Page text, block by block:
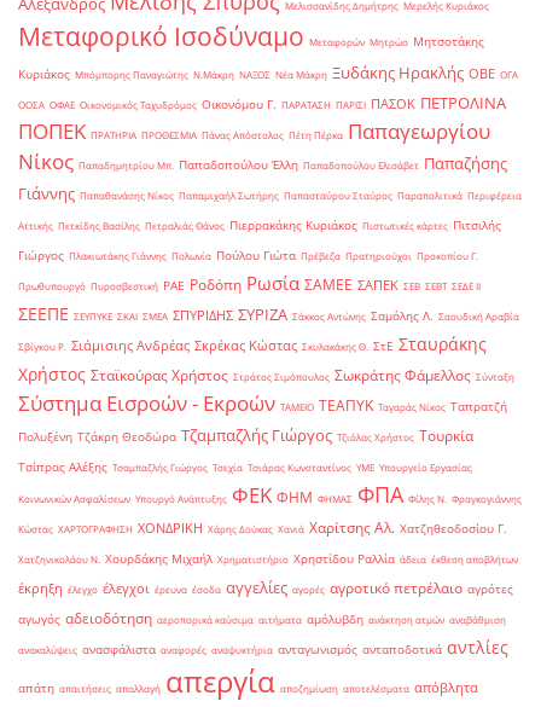
Μελισσανίδης Δημήτρης Μερελής Κυριάκος
Μεταφορικό Ισοδύναμο Μεταφορών Μητρώο Μητσοτάκης
Κυριάκος Μπόμπορης Παναγιώτης Ν.Μάκρη ΝΑΞΟΣ Νέα Μάκρη Ξυδάκης Ηρακλής ΟΒΕ ΟΓΑ
ΟΟΣΑ ΟΦΑΕ Οικονομικός Ταχυδρόμος Οικονόμου Γ. ΠΑΡΑΤΑΣΗ ΠΑΡΙΣΙ ΠΑΣΟΚ ΠΕΤΡΟΛΙΝΑ
ΠΟΠΕΚ ΠΡΑΤΗΡΙΑ ΠΡΟΘΕΣΜΙΑ Πάνας Απόστολος Πέτη Πέρκα Παπαγεωργίου
Νίκος Παπαδημητρίου Μπ. Παπαδοπούλου Έλλη Παπαδοπούλου Ελισάβετ Παπαζήσης
Γιάννης Παπαθανάσης Νίκος Παπαμιχαήλ Σωτήρης Παπασταύρου Σταύρος Παραπολιτικά Περιφέρεια
Αττικής Πετκίδης Βασίλης Πετραλιάς Θάνος Πιερρακάκης Κυριάκος Πιστωτικές κάρτες Πιτσιλής
Γιώργος Πλακιωτάκης Γιάννης Πολωνία Πούλου Γιώτα Πρέβεζα Πρατηριούχοι Προκοπίου Γ.
Πρωθυπουργό Πυροσβεστική ΡΑΕ Ροδόπη Ρωσία ΣΑΜΕΕ ΣΑΠΕΚ ΣΕΒ ΣΕΒΤ ΣΕΔΕ ΙΙ
ΣΕΕΠΕ ΣΕΥΠΥΚΕ ΣΚΑΙ ΣΜΕΑ ΣΠΥΡΙΔΗΣ ΣΥΡΙΖΑ Σάκκος Αντώνης Σαμόλης Λ. Σαουδική Αραβία
Σβίγκου Ρ. Σιάμισιης Ανδρέας Σκρέκας Κώστας Σκυλακάκης Θ. ΣτΕ Σταυράκης
Χρήστος Σταϊκούρας Χρήστος Στράτος Σιμόπουλος Σωκράτης Φάμελλος Σύνταξη
Σύστημα Εισροών - Εκροών ΤΑΜΕΙΟ ΤΕΑΠΥΚ Ταγαράς Νίκος Ταπρατζή
Πολυξένη Τζάκρη Θεοδώρα Τζαμπαζλής Γιώργος Τζιόλας Χρήστος Τουρκία
Τσίπρας Αλέξης Τσαμπαζλής Γιώργος Τσεχία Τσιάρας Κωνσταντίνος ΥΜΕ Υπουργείο Εργασίας
Κοινωνικών Ασφαλίσεων Υπουργό Ανάπτυξης ΦΕΚ ΦΗΜ ΦΗΜΑΣ ΦΠΑ Φίλης Ν. Φραγκογιάννης
Κώστας ΧΑΡΤΟΓΡΑΦΗΣΗ ΧΟΝΔΡΙΚΗ Χάρης Δούκας Χανιά Χαρίτσης Αλ. Χατζηθεοδοσίου Γ.
Χατζηνικολάου Ν. Χουρδάκης Μιχαήλ Χρηματιστήριο Χρηστίδου Ραλλία άδεια έκθεση αποβλήτων
έκρηξη έλεγχο έλεγχοι έρευνα έσοδα αγγελίες αγορές αγροτικό πετρέλαιο αγρότες
αγωγός αδειοδότηση αεροπορικά καύσιμα αιτήματα αμόλυβδη ανάκτηση ατμών αναβάθμιση
ανακαλύψεις ανασφάλιστα αναφορές αναψυκτήρια ανταγωνισμός ανταποδοτικά αντλίες
απάτη απαιτήσεις απαλλαγή απεργία αποζημίωση αποτελέσματα απόβλητα